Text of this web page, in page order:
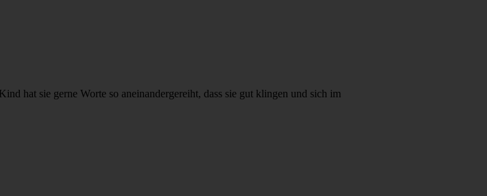
hat sie gerne Worte so aneinandergereiht, dass sie gut klingen und sich im